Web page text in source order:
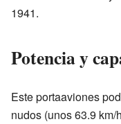
1941.
Potencia y
Este portaaviones
nudos (unos 63.9